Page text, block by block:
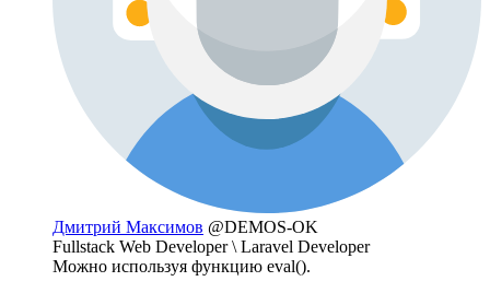
Дмитрий Максимов @DEMOS-OK
Fullstack Web Developer \ Laravel Developer
Можно используя функцию eval().